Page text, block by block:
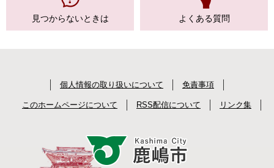
見つからないときは よくある質問
個人情報の取り扱いについて 免責事項
このホームページについて RSS配信について リンク集